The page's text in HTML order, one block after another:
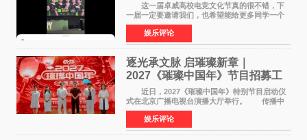
这一届卓威高校电竞文化节真的很不错，下
一届一定要邀请我们，也希望能给更多同学一个
来到现场的机会。 2026卓威高校电竞文化节
已经落下帷幕，在活动结束后，仍有不少高校电
竞社负责人和现
娱乐评论
逐光承文脉 启璀璨新章｜
2027《璀璨中国年》节目招募工
作圆满启动
近日，2027《璀璨中国年》特别节目启动仪
式在北京广播电视台演播大厅举行。 传播中
华优秀传统文化，弘扬纯正国风艺术，打造高规
格、高质感、正能量的文艺盛典，是璀璨中国年
矢志不渝的初心
娱乐评论